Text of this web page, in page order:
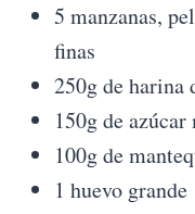
5 manzanas,
finas
250g de harina
150g de azúcar
100g de
1 huevo grande